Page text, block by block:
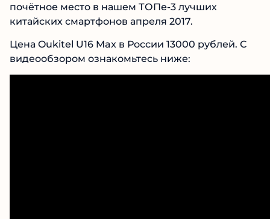
почётное место в нашем ТОПе-3 лучших
китайских смартфонов апреля 2017.
Цена Oukitel U16 Max в России 13000 рублей. С
видеообзором ознакомьтесь ниже: